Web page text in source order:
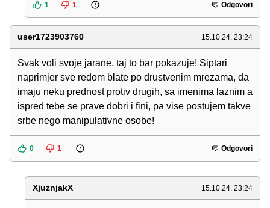
1 1 Odgovori
user1723903760 15.10.24. 23:24
Svak voli svoje jarane, taj to bar pokazuje! Siptari
naprimjer sve redom blate po drustvenim mrezama, da
imaju neku prednost protiv drugih, sa imenima laznim a
ispred tebe se prave dobri i fini, pa vise postujem takve
srbe nego manipulativne osobe!
0 1 Odgovori
XjuznjakX 15.10.24. 23:24